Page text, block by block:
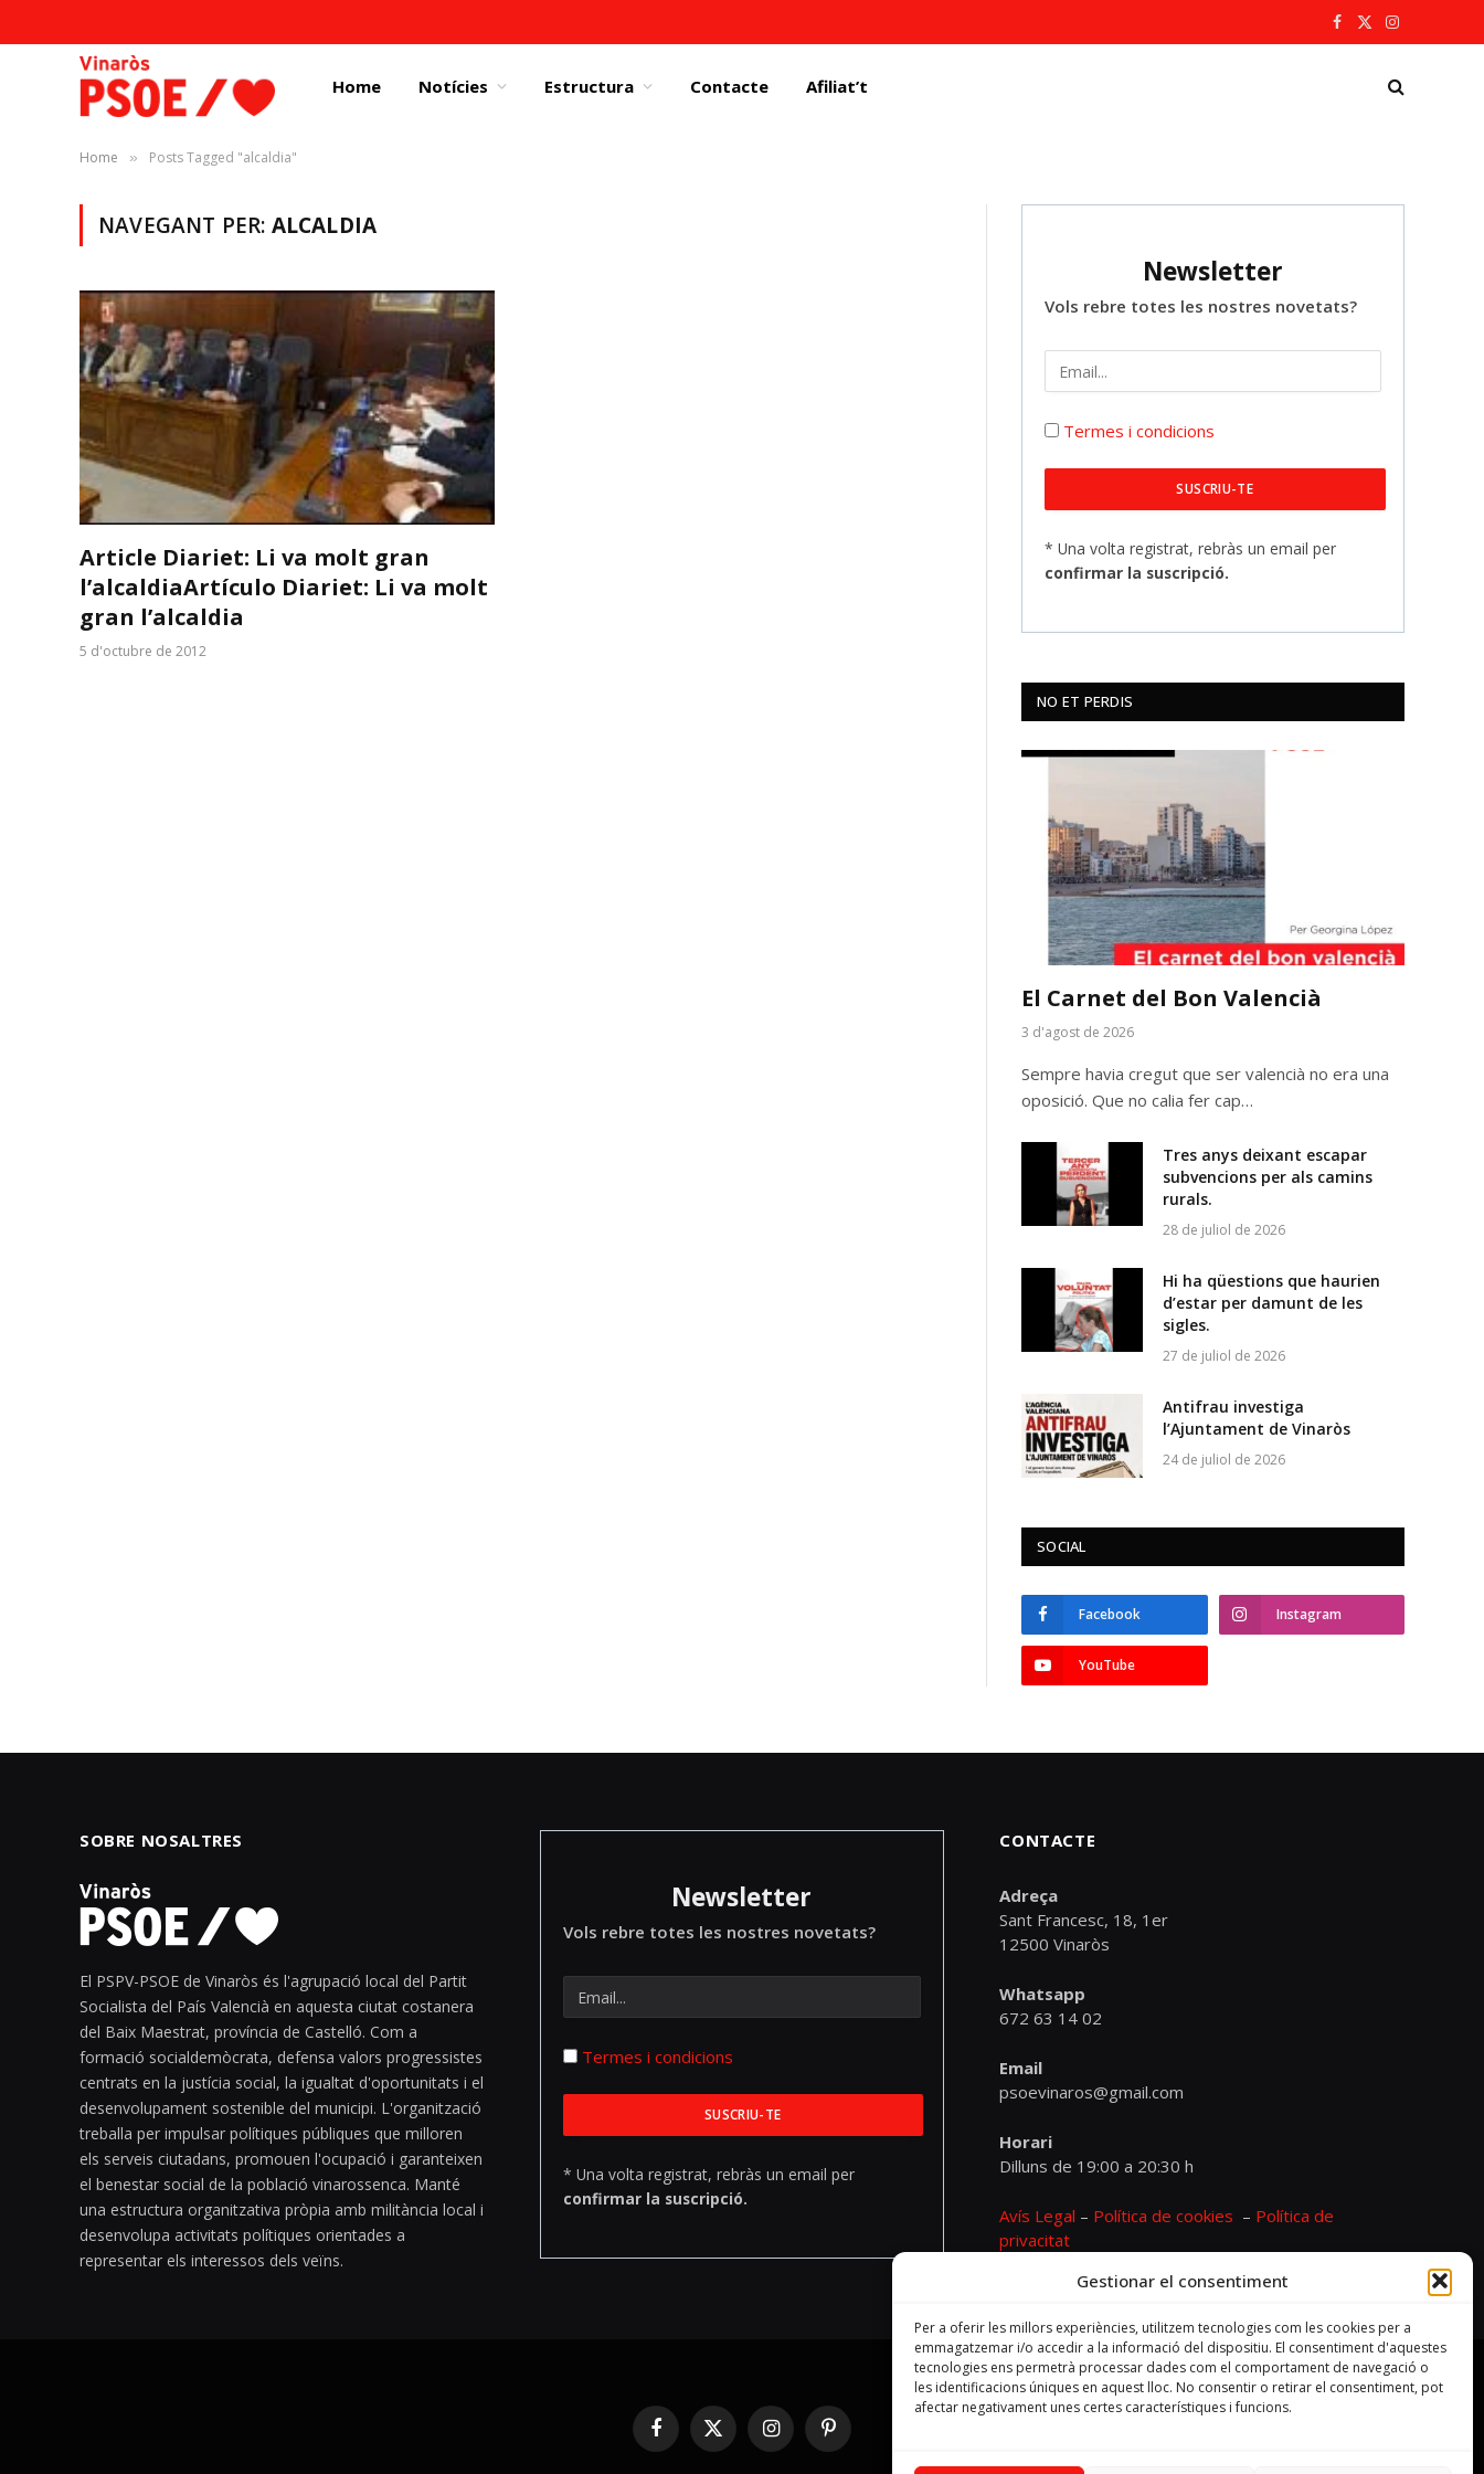
Gestionar el consentiment
Per a oferir les millors experiències, utilitzem tecnologies com les cookies per a
emmagatzemar i/o accedir a la informació del dispositiu. El consentiment d'aquestes
tecnologies ens permetrà processar dades com el comportament de navegació o
les identificacions úniques en aquest lloc. No consentir o retirar el consentiment, pot
afectar negativament unes certes característiques i funcions.
Facebook
X
Instagram
Home Notícies Estructura Contacte Afiliat’t
Home » Posts Tagged "alcaldia"
NAVEGANT PER: ALCALDIA
Article Diariet: Li va molt gran
l’alcaldiaArtículo Diariet: Li va molt
gran l’alcaldia
5 d'octubre de 2012
Newsletter
Vols rebre totes les nostres novetats?
Termes i condicions
* Una volta registrat, rebràs un email per
confirmar la suscripció.
NO ET PERDIS
El Carnet del Bon Valencià
3 d'agost de 2026
Sempre havia cregut que ser valencià no era una
oposició. Que no calia fer cap…
Tres anys deixant escapar
subvencions per als camins
rurals.
28 de juliol de 2026
Hi ha qüestions que haurien
d’estar per damunt de les
sigles.
27 de juliol de 2026
Antifrau investiga
l’Ajuntament de Vinaròs
24 de juliol de 2026
SOCIAL
Facebook Instagram
YouTube
SOBRE NOSALTRES
El PSPV-PSOE de Vinaròs és l'agrupació local del Partit
Socialista del País Valencià en aquesta ciutat costanera
del Baix Maestrat, província de Castelló. Com a
formació socialdemòcrata, defensa valors progressistes
centrats en la justícia social, la igualtat d'oportunitats i el
desenvolupament sostenible del municipi. L'organització
treballa per impulsar polítiques públiques que milloren
els serveis ciutadans, promouen l'ocupació i garanteixen
el benestar social de la població vinarossenca. Manté
una estructura organitzativa pròpia amb militància local i
desenvolupa activitats polítiques orientades a
representar els interessos dels veïns.
Newsletter
Vols rebre totes les nostres novetats?
Termes i condicions
* Una volta registrat, rebràs un email per
confirmar la suscripció.
CONTACTE
Adreça
Sant Francesc, 18, 1er
12500 Vinaròs
Whatsapp
672 63 14 02
Email
psoevinaros@gmail.com
Horari
Dilluns de 19:00 a 20:30 h
Avís Legal – Política de cookies – Política de
privacitat
Facebook
X
(Twitter)
InstagramPinterest